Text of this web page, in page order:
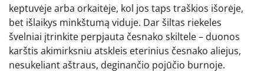
keptuvėje arba orkaitėje, kol jos taps traškios išorėje,
bet išlaikys minkštumą viduje. Dar šiltas riekeles
švelniai įtrinkite perpjauta česnako skiltele – duonos
karštis akimirksniu atskleis eterinius česnako aliejus,
nesukeliant aštraus, deginančio pojūčio burnoje.